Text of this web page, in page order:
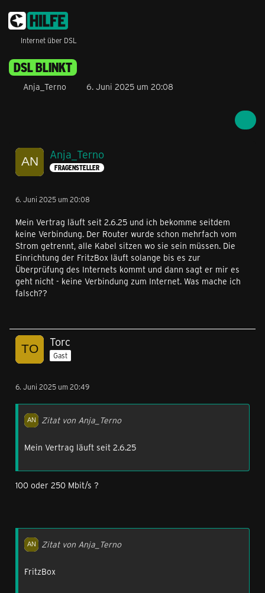
Internet über DSL
DSL BLINKT
Anja_Terno 6. Juni 2025 um 20:08
Anja_Terno
FRAGENSTELLER
6. Juni 2025 um 20:08
Mein Vertrag läuft seit 2.6.25 und ich bekomme seitdem
keine Verbindung. Der Router wurde schon mehrfach vom
Strom getrennt, alle Kabel sitzen wo sie sein müssen. Die
Einrichtung der FritzBox läuft solange bis es zur
Überprüfung des Internets kommt und dann sagt er mir es
geht nicht - keine Verbindung zum Internet. Was mache ich
falsch??
Torc
Gast
6. Juni 2025 um 20:49
Zitat von Anja_Terno
Mein Vertrag läuft seit 2.6.25
100 oder 250 Mbit/s ?
Zitat von Anja_Terno
FritzBox